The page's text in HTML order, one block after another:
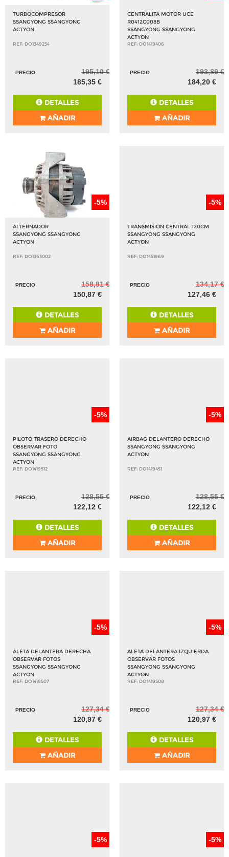
TURBOCOMPRESOR
SSANGYONG SSANGYONG
ACTYON
REF: DO1349254
PRECIO
195,10 €
185,35 €
DETALLES
AÑADIR
CENTRALITA MOTOR UCE
R0412C008B
SSANGYONG SSANGYONG
ACTYON
REF: DO1419406
PRECIO
193,89 €
184,20 €
DETALLES
AÑADIR
-5%
ALTERNADOR
SSANGYONG SSANGYONG
ACTYON
REF: DO1363002
PRECIO
158,81 €
150,87 €
DETALLES
AÑADIR
-5%
TRANSMISION CENTRAL 120CM
SSANGYONG SSANGYONG
ACTYON
REF: DO1451969
PRECIO
134,17 €
127,46 €
DETALLES
AÑADIR
-5%
PILOTO TRASERO DERECHO
OBSERVAR FOTO
SSANGYONG SSANGYONG
ACTYON
REF: DO1419512
PRECIO
128,55 €
122,12 €
DETALLES
AÑADIR
-5%
AIRBAG DELANTERO DERECHO
SSANGYONG SSANGYONG
ACTYON
REF: DO1419451
PRECIO
128,55 €
122,12 €
DETALLES
AÑADIR
-5%
ALETA DELANTERA DERECHA
OBSERVAR FOTOS
SSANGYONG SSANGYONG
ACTYON
REF: DO1419507
PRECIO
127,34 €
120,97 €
DETALLES
AÑADIR
-5%
ALETA DELANTERA IZQUIERDA
OBSERVAR FOTOS
SSANGYONG SSANGYONG
ACTYON
REF: DO1419508
PRECIO
127,34 €
120,97 €
DETALLES
AÑADIR
-5% -5%